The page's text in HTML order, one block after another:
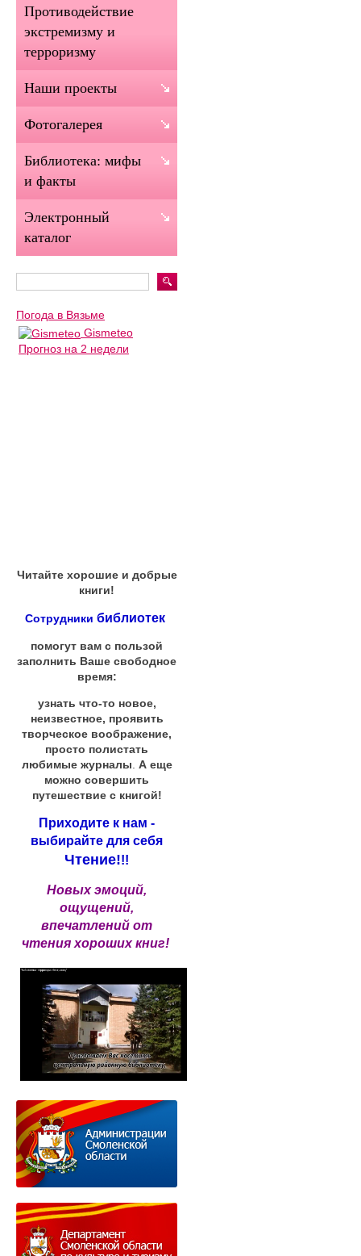
Противодействие
экстремизму и
терроризму
Наши проекты
Фотогалерея
Библиотека: мифы
и факты
Электронный
каталог
Погода в Вязьме
Gismeteo
Прогноз на 2 недели
Читайте хорошие и добрые
книги!
Сотрудники библиотек
помогут вам с пользой
заполнить Ваше свободное
время:
узнать что-то новое,
неизвестное, проявить
творческое воображение,
просто полистать
любимые журналы А еще
можно совершить
путешествие с книгой!
Приходите к нам -
выбирайте для себя
Чтение!!!
Новых эмоций,
ощущений,
впечатлений от
чтения хороших книг!